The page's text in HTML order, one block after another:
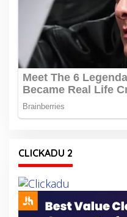
CLICKADU 2